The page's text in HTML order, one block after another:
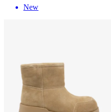
New